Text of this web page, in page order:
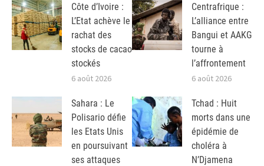
Côte d’Ivoire :
L’Etat achève le
rachat des
stocks de cacao
stockés
6 août 2026
Centrafrique :
L’alliance entre
Bangui et AAKG
tourne à
l’affrontement
6 août 2026
Sahara : Le
Polisario défie
les Etats Unis
en poursuivant
ses attaques
Tchad : Huit
morts dans une
épidémie de
choléra à
N’Djamena